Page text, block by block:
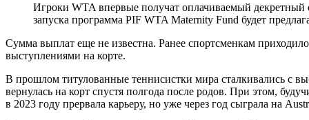
Игроки WTA впервые получат оплачиваемый декретный
запуска программа PIF WTA Maternity Fund будет
Сумма выплат еще не известна. Ранее спортсменкам
выступлениями на корте.
В прошлом титулованные теннисистки мира сталкивались с
вернулась на корт спустя полгода после родов. При этом,
в 2023 году прервала карьеру, но уже через год сыграла на